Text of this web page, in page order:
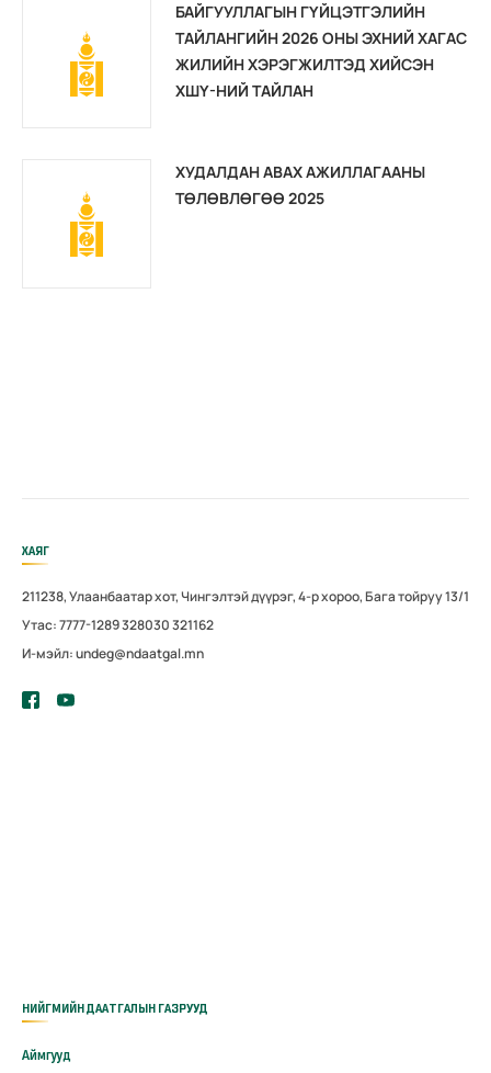
БАЙГУУЛЛАГЫН ГҮЙЦЭТГЭЛИЙН
ТАЙЛАНГИЙН 2026 ОНЫ ЭХНИЙ ХАГАС
ЖИЛИЙН ХЭРЭГЖИЛТЭД ХИЙСЭН
ХШҮ-НИЙ ТАЙЛАН
ХУДАЛДАН АВАХ АЖИЛЛАГААНЫ
ТӨЛӨВЛӨГӨӨ 2025
ХАЯГ
211238, Улаанбаатар хот, Чингэлтэй дүүрэг, 4-р хороо, Бага тойруу 13/1
Утас: 7777-1289 328030 321162
И-мэйл: undeg@ndaatgal.mn
НИЙГМИЙН ДААТГАЛЫН ГАЗРУУД
Аймгууд